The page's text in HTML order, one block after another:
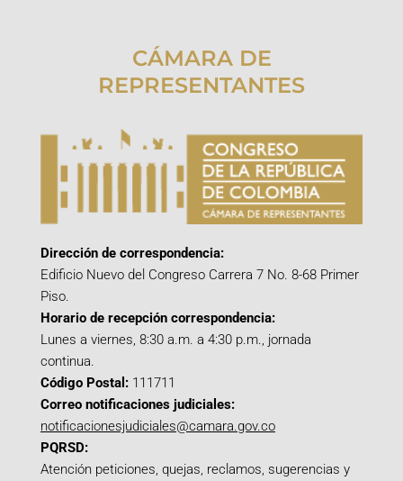
CÁMARA DE
REPRESENTANTES
Dirección de correspondencia:
Edificio Nuevo del Congreso Carrera 7 No. 8-68 Primer
Piso.
Horario de recepción correspondencia:
Lunes a viernes, 8:30 a.m. a 4:30 p.m., jornada
continua.
Código Postal: 111711
Correo notificaciones judiciales:
notificacionesjudiciales@camara.gov.co
PQRSD:
Atención peticiones, quejas, reclamos, sugerencias y